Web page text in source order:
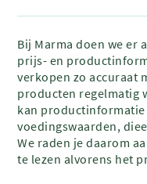
Bij Marma doen we er
prijs- en
verkopen zo accuraat
producten regelmatig
kan
voedingswaarden,
We raden je daarom
te lezen alvorens het